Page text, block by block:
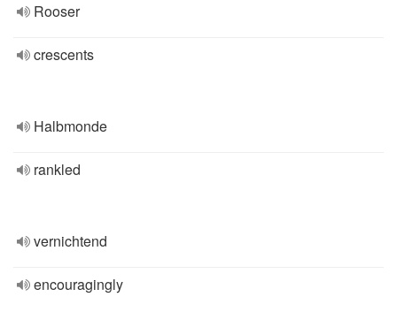
Rooser
crescents
Halbmonde
rankled
vernichtend
encouragingly